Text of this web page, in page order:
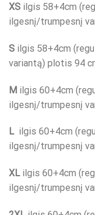
XS ilgis 58+4cm
ilgesnį/trumpesnį
S ilgis 58+4cm
variantą) plotis 94
M ilgis 60+4cm
ilgesnį/trumpesnį
Lilgis 60+4cm
ilgesnį/trumpesnį
XLilgis 60+4cm
ilgesnį/trumpesnį